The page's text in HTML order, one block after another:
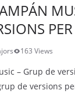
PER
163 Views
– Grup de
de versions